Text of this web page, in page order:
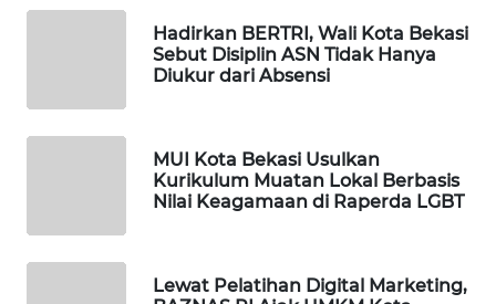
Hadirkan BERTRI, Wali Kota Bekasi
Sebut Disiplin ASN Tidak Hanya
Diukur dari Absensi
MUI Kota Bekasi Usulkan
Kurikulum Muatan Lokal Berbasis
Nilai Keagamaan di Raperda LGBT
Lewat Pelatihan Digital Marketing,
KELISTRIKAN